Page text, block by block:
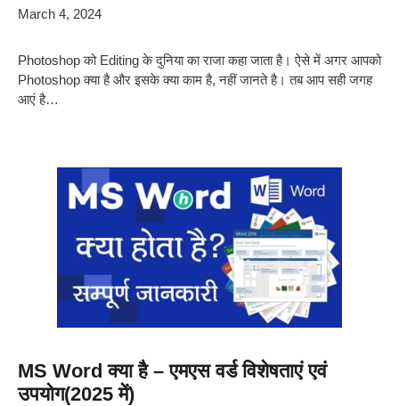
March 4, 2024
Photoshop को Editing के दुनिया का राजा कहा जाता है। ऐसे में अगर आपको
Photoshop क्या है और इसके क्या काम है, नहीं जानते है। तब आप सही जगह
आएं है…
MS Word क्या है – एमएस वर्ड विशेषताएं एवं
उपयोग(2025 में)